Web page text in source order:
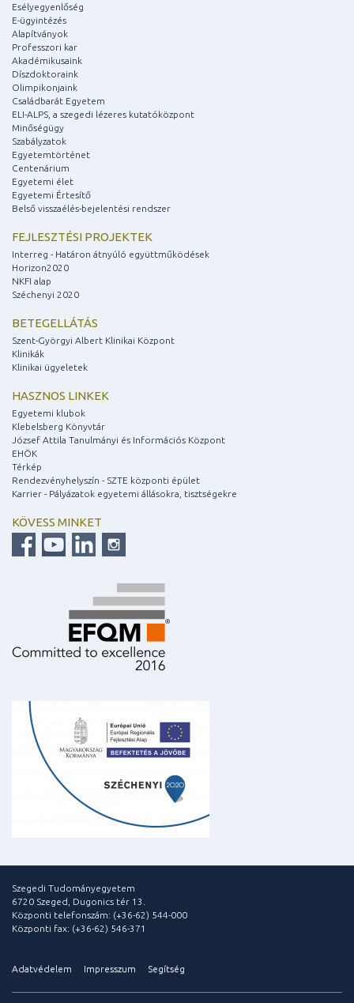
Esélyegyenlőség
E-ügyintézés
Alapítványok
Professzori kar
Akadémikusaink
Díszdoktoraink
Olimpikonjaink
Családbarát Egyetem
ELI-ALPS, a szegedi lézeres kutatóközpont
Minőségügy
Szabályzatok
Egyetemtörténet
Centenárium
Egyetemi élet
Egyetemi Értesítő
Belső visszaélés-bejelentési rendszer
FEJLESZTÉSI PROJEKTEK
Interreg - Határon átnyúló együttműködések
Horizon2020
NKFI alap
Széchenyi 2020
BETEGELLÁTÁS
Szent-Györgyi Albert Klinikai Központ
Klinikák
Klinikai ügyeletek
HASZNOS LINKEK
Egyetemi klubok
Klebelsberg Könyvtár
József Attila Tanulmányi és Információs Központ
EHÖK
Térkép
Rendezvényhelyszín - SZTE központi épület
Karrier - Pályázatok egyetemi állásokra, tisztségekre
KÖVESS MINKET
Szegedi Tudományegyetem
6720 Szeged, Dugonics tér 13.
Központi telefonszám: (+36-62) 544-000
Központi fax: (+36-62) 546-371
Adatvédelem Impresszum Segítség